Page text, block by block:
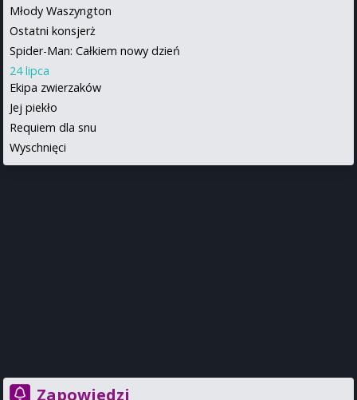
Młody Waszyngton
Ostatni konsjerż
Spider-Man: Całkiem nowy dzień
24 lipca
Ekipa zwierzaków
Jej piekło
Requiem dla snu
Wyschnięci
Zapowiedzi